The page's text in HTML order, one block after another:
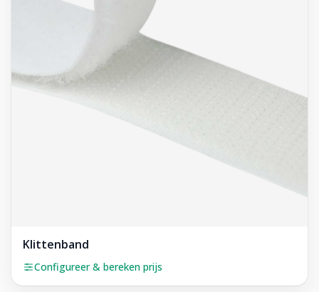
Klittenband
Configureer & bereken prijs